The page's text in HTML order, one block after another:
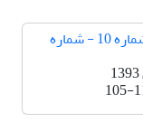
دوره 6، شماره 10 - شماره
105-